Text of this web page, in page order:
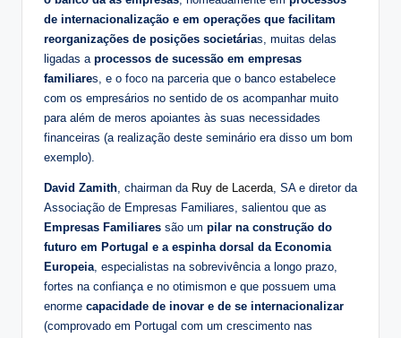
de internacionalização e em operações que facilitam
reorganizações de posições societárias, muitas delas
ligadas a processos de sucessão em empresas
familiares, e o foco na parceria que o banco estabelece
com os empresários no sentido de os acompanhar muito
para além de meros apoiantes às suas necessidades
financeiras (a realização deste seminário era disso um bom
exemplo).
David Zamith, chairman da Ruy de Lacerda, SA e diretor da
Associação de Empresas Familiares, salientou que as
Empresas Familiares são um pilar na construção do
futuro em Portugal e a espinha dorsal da Economia
Europeia, especialistas na sobrevivência a longo prazo,
fortes na confiança e no otimismon e que possuem uma
enorme capacidade de inovar e de se internacionalizar
(comprovado em Portugal com um crescimento nas